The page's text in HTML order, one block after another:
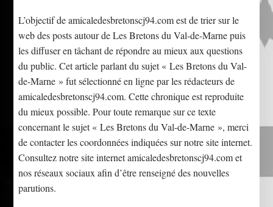
L’objectif de amicaledesbretonscj94.com est de trier sur le
web des posts autour de Les Bretons du Val-de-Marne puis
les diffuser en tâchant de répondre au mieux aux questions
du public. Cet article parlant du sujet « Les Bretons du Val-
de-Marne » fut sélectionné en ligne par les rédacteurs de
amicaledesbretonscj94.com. Cette chronique est reproduite
du mieux possible. Pour toute remarque sur ce texte
concernant le sujet « Les Bretons du Val-de-Marne », merci
de contacter les coordonnées indiquées sur notre site internet.
Consultez notre site internet amicaledesbretonscj94.com et
nos réseaux sociaux afin d’être renseigné des nouvelles
parutions.